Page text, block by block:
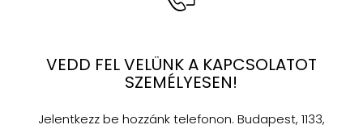
VEDD FEL VELÜNK A KAPCSOLATOT
SZEMÉLYESEN!
Jelentkezz be hozzánk telefonon. Budapest, 1133,